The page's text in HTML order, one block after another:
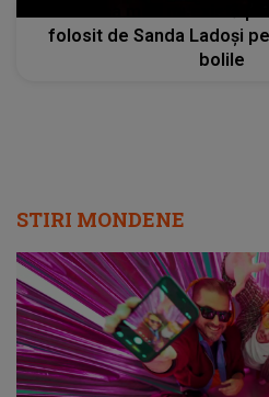
"În casa mea nu există
folosit de Sanda Ladoși
bolile
STIRI MONDENE